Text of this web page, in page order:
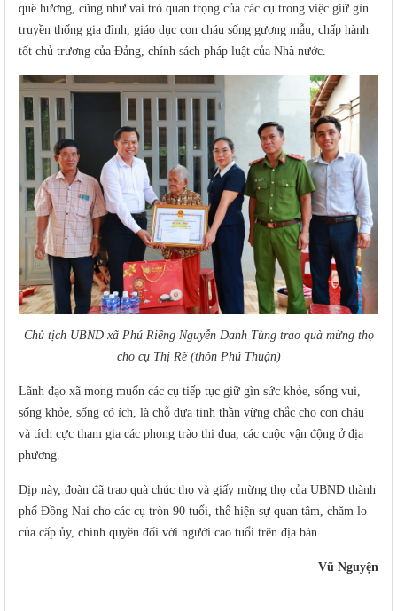
quê hương, cũng như vai trò quan trọng của các cụ trong việc giữ gìn
truyền thống gia đình, giáo dục con cháu sống gương mẫu, chấp hành
tốt chủ trương của Đảng, chính sách pháp luật của Nhà nước.
Chủ tịch UBND xã Phú Riềng Nguyễn Danh Tùng trao quà mừng thọ
cho cụ Thị Rẽ (thôn Phú Thuận)
Lãnh đạo xã mong muốn các cụ tiếp tục giữ gìn sức khỏe, sống vui,
sống khỏe, sống có ích, là chỗ dựa tinh thần vững chắc cho con cháu
và tích cực tham gia các phong trào thi đua, các cuộc vận động ở địa
phương.
Dịp này, đoàn đã trao quà chúc thọ và giấy mừng thọ của UBND thành
phố Đồng Nai cho các cụ tròn 90 tuổi, thể hiện sự quan tâm, chăm lo
của cấp ủy, chính quyền đối với người cao tuổi trên địa bàn.
Vũ Nguyện